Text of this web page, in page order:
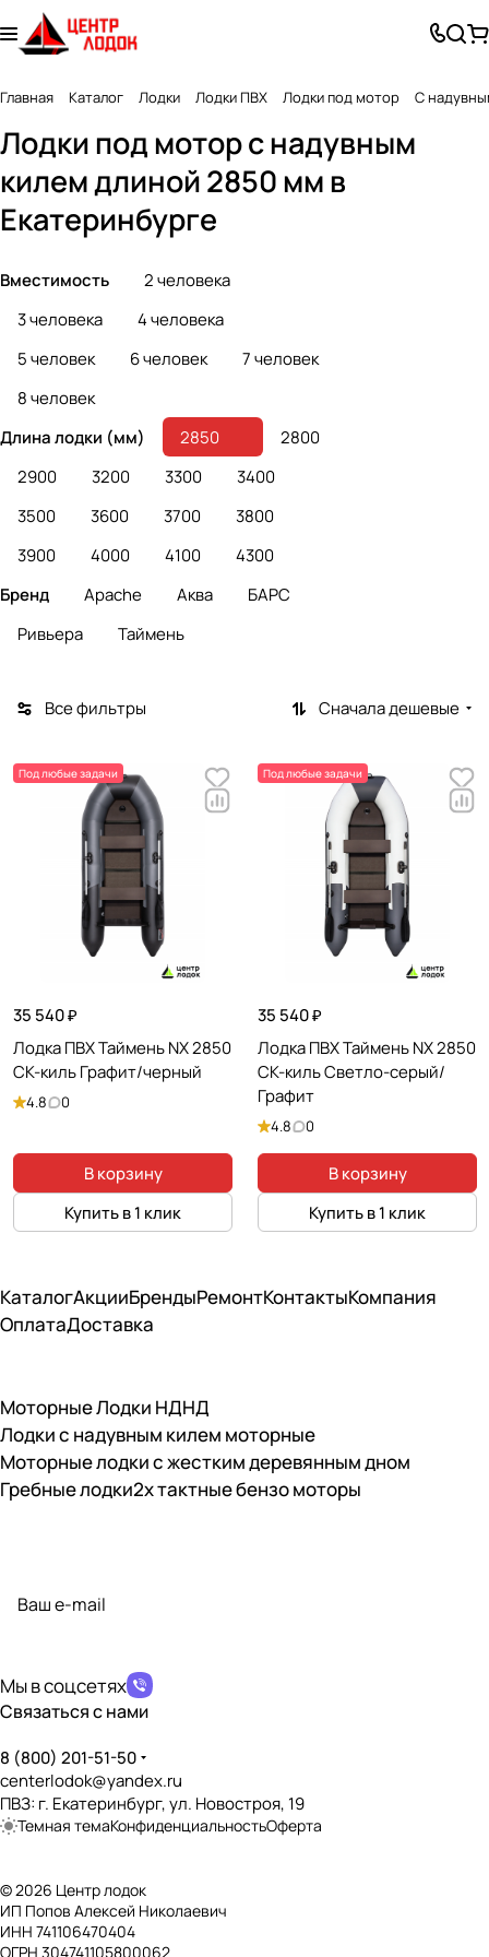
Главная Каталог Лодки Лодки ПВХ Лодки под мотор С
Лодки под мотор с надувным
килем длиной 2850 мм в
Екатеринбурге
Вместимость
2 человека
3 человека
4 человека
5 человек
6 человек
7 человек
8 человек
Длина лодки (мм)
2800
2850
2900
3200 3300
3400
3500
3600 3700
3800
3900
4000 4100
4300
Бренд
Apache Аква
БАРС
Ривьера
Таймень
Все фильтры Сначала дешевые
Под любые задачи
35 540 ₽
Лодка ПВХ Таймень NX 2850
СК-киль Графит/черный
4.8 0
В корзину
Купить в 1 клик
Под любые задачи
35 540 ₽
Лодка ПВХ Таймень NX 2850
СК-киль Светло-серый/
Графит
4.8 0
В корзину
Купить в 1 клик
КаталогАкцииБрендыРемонтКонтактыКомпания
ОплатаДоставка
Моторные Лодки НДНД
Лодки с надувным килем моторные
Моторные лодки с жестким деревянным дном
Гребные лодки2х тактные бензо моторы
Мы в соцсетях
Связаться с нами
8 (800) 201-51-50
centerlodok@yandex.ru
ПВЗ: г. Екатеринбург, ул. Новостроя, 19
Темная темаКонфиденциальностьОферта
© 2026 Центр лодок
ИП Попов Алексей Николаевич
ИНН 741106470404
ОГРН 304741105800062